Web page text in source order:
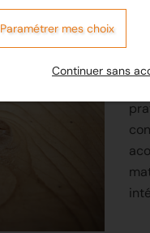
Paramétrer mes choix
Continuer sans